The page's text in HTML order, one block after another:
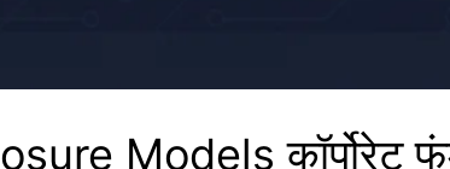
Models कॉर्पोरेट